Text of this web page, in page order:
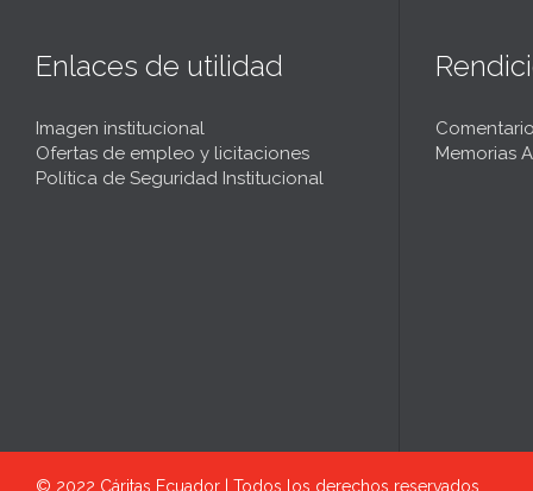
Enlaces de utilidad
Imagen institucional
Ofertas de empleo y licitaciones
Política de Seguridad Institucional
Memorias
© 2022 Cáritas Ecuador | Todos los derechos reservados